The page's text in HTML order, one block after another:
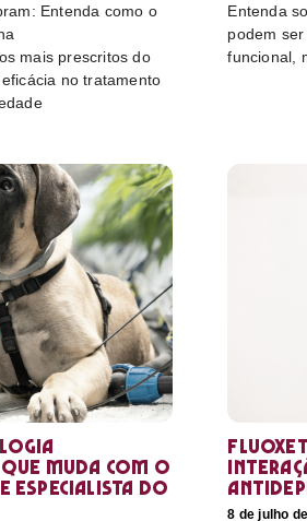
Entenda como o
mais prescritos do
no tratamento
Entenda
podem
funcional,
muda com o
do
8 de julho